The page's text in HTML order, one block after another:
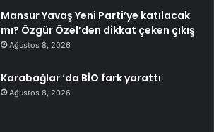
Mansur Yavaş Yeni Parti’ye katılacak
mı? Özgür Özel’den dikkat çeken çıkış
Ağustos 8, 2026
Karabağlar ‘da BİO fark yarattı
Ağustos 8, 2026